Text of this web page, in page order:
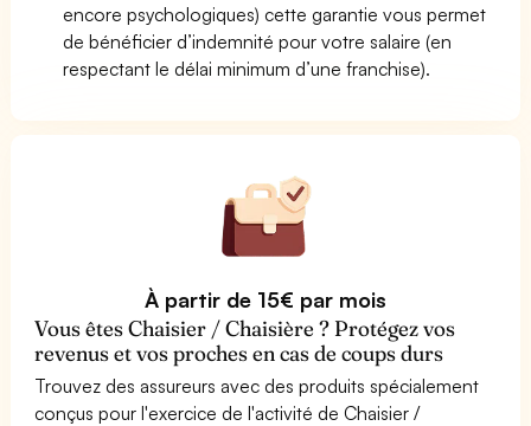
encore psychologiques) cette garantie vous permet
de bénéficier d’indemnité pour votre salaire (en
respectant le délai minimum d’une franchise).
À partir de 15€ par mois
Vous êtes Chaisier / Chaisière ? Protégez vos
revenus et vos proches en cas de coups durs
Trouvez des assureurs avec des produits spécialement
conçus pour l'exercice de l'activité de Chaisier /